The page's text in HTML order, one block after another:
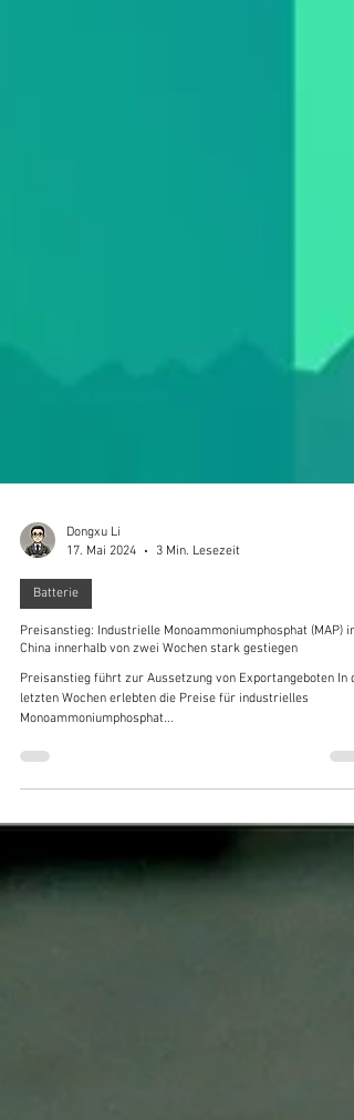
Dongxu Li
17. Mai 2024
3 Min. Lesezeit
Batterie
Preisanstieg: Industrielle Monoammoniumphosphat (MAP) in
China innerhalb von zwei Wochen stark gestiegen
Preisanstieg führt zur Aussetzung von Exportangeboten In